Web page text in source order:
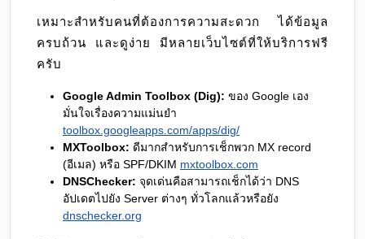
server
เหมาะสำหรับคนที่ต้องการความสะดวก ได้ข้อมูล
ครบถ้วน และดูง่าย มีหลายเว็บไซต์ที่ให้บริการฟรี
ครับ
Google Admin Toolbox (Dig): ของ Google เอง
มั่นใจเรื่องความแม่นยำ
toolbox.googleapps.com/apps/dig/
MXToolbox: ดีมากสำหรับการเช็กพวก MX record
(อีเมล) หรือ SPF/DKIM mxtoolbox.com
DNSChecker: จุดเด่นคือสามารถเช็กได้ว่า DNS
อัปเดตไปยัง Server ต่างๆ ทั่วโลกแล้วหรือยัง
dnschecker.org